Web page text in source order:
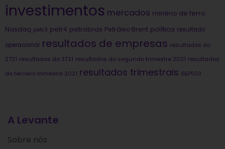
investimentos mercados minério de ferro
Nasdaq petr3 petr4 petrobras Petróleo Brent política resultado
operacional resultados de empresas resultados do
2T21 resultados do 3T21 resultados do segundo trimestre 2021 resultados
do terceiro trimestre 2021 resultados trimestrais S&P500
A Levante
Sobre nós